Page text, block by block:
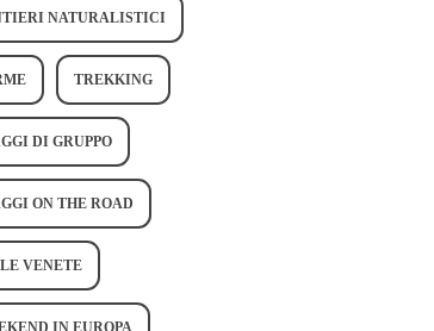
NATURALISTICI
TREKKING
DI GRUPPO
ON THE ROAD
VENETE
IN EUROPA